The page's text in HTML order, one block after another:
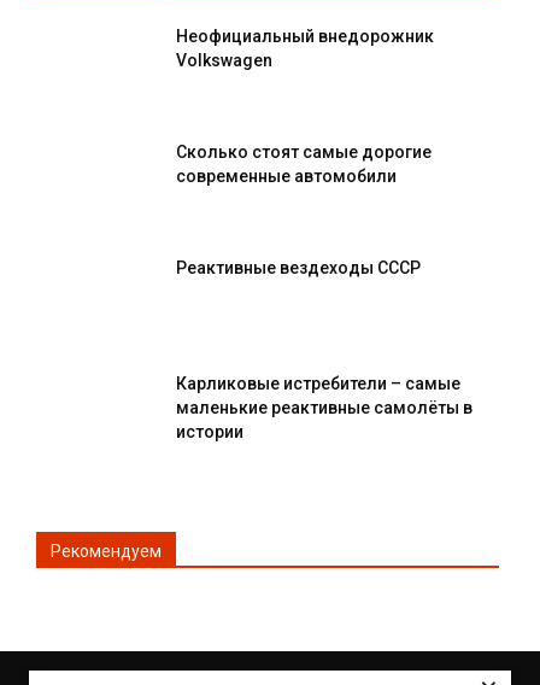
Неофициальный внедорожник
Volkswagen
Сколько стоят самые дорогие
современные автомобили
Реактивные вездеходы СССР
Карликовые истребители – самые
маленькие реактивные самолёты в
истории
Рекомендуем